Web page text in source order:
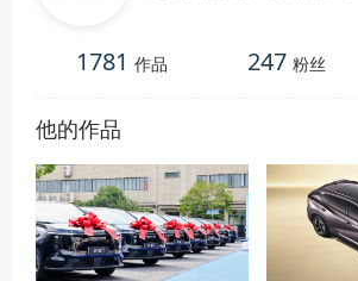
1781 作品 247 粉丝
他的作品